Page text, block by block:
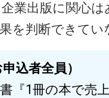
業出版に関心
を判断できてい
込者全員）
『1冊の本で売